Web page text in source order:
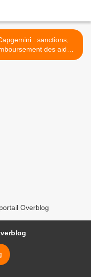
: sanctions,
des aides
public et social !
Overblog